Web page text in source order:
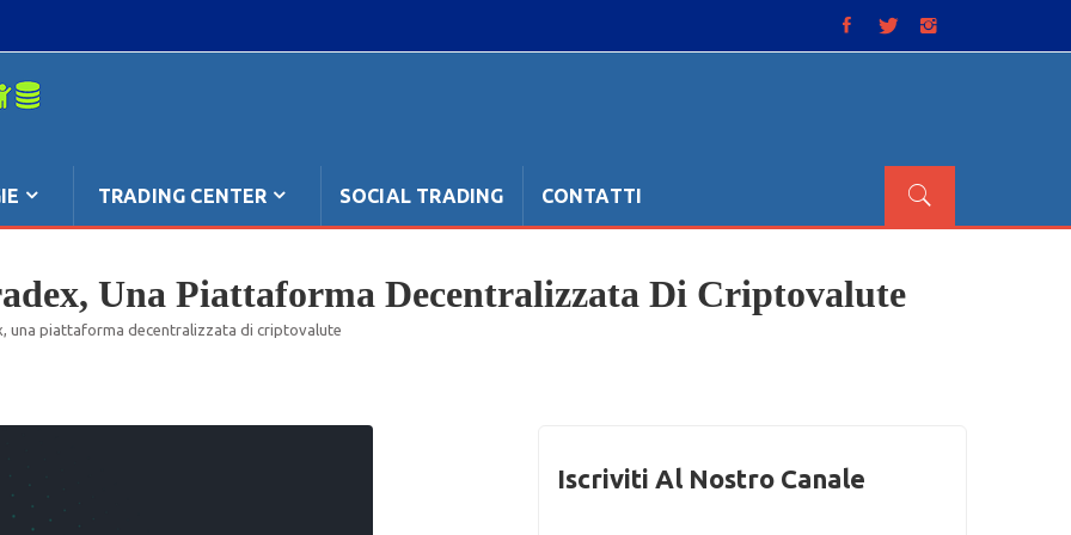
TRADING CENTER SOCIAL TRADING CONTATTI
Una Piattaforma Decentralizzata Di Criptovalute
una piattaforma decentralizzata di criptovalute
Iscriviti Al Nostro Canale